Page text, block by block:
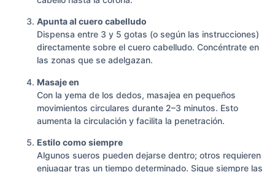
Apunta al cuero cabelludo
Dispensa entre 3 y 5 gotas (o según las instrucciones)
directamente sobre el cuero cabelludo. Concéntrate en
las zonas que se adelgazan.
Masaje en
Con la yema de los dedos, masajea en pequeños
movimientos circulares durante 2–3 minutos. Esto
aumenta la circulación y facilita la penetración.
Estilo como siempre
Algunos sueros pueden dejarse dentro; otros requieren
enjuagar tras un tiempo determinado. Sigue siempre las